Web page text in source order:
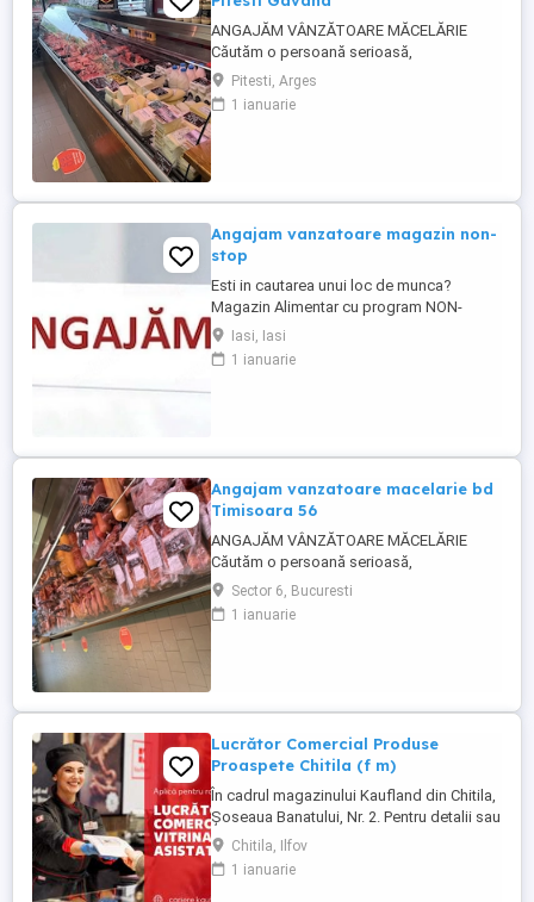
ANGAJĂM VÂNZĂTOARE MĂCELĂRIE
Căutăm o persoană serioasă,
responsabilă și amabilă pentru postul de
vânzătoare într-o măcelărie modernă.
Cerințe: Experiență în domeniul vânzărilor
Rapiditate, ...
Pitesti, Arges
1 ianuarie
Angajam vanzatoare magazin non-
stop
Esti in cautarea unui loc de munca?
Magazin Alimentar cu program NON-
STOP, zona Piata Nicolina, angajeaza
vanzatoare. - Program flexibil, in ture. -
Salariu motivant. - Experienta in domeniu
Iasi, Iasi
1 ianuarie
Angajam vanzatoare macelarie bd
Timisoara 56
ANGAJĂM VÂNZĂTOARE MĂCELĂRIE
Căutăm o persoană serioasă,
responsabilă și amabilă pentru postul de
vânzătoare într-o măcelărie modernă.
Cerințe: Experiență în domeniul vânzărilor
Rapiditate, ...
Sector 6, Bucuresti
1 ianuarie
Lucrător Comercial Produse
Proaspete Chitila (f m)
În cadrul magazinului Kaufland din Chitila,
Șoseaua Banatului, Nr. 2. Pentru detalii sau
pentru a aplica, sună la 021 91 32 sau
depune-ți CV-ul online pe
cariere.kaufland.ro Beneficiile tale Salariu
Chitila, Ilfov
1 ianuarie